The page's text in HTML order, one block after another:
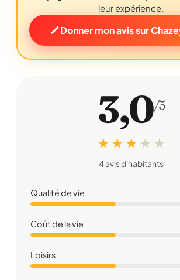
leur expérience.
Donner mon avis sur
3,0/5
★ ★ ★ ★ ★
4 avis d'habitants
Qualité de vie
Coût de la vie
Loisirs